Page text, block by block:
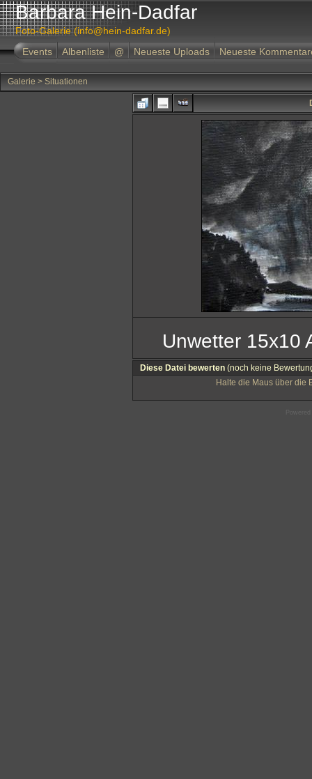
Barbara Hein-Dadfar
Foto-Galerie (info@hein-dadfar.de)
Events
Albenliste @ Neueste Uploads Neueste
Galerie > Situationen
Unwetter 15x10
Diese Datei bewerten (noch keine
Halte die Maus über die